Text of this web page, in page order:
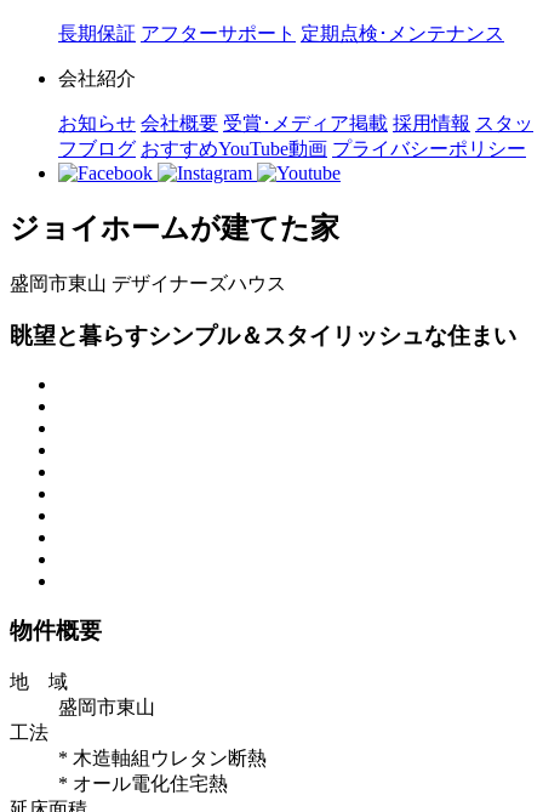
長期保証 アフターサポート 定期点検･メンテナンス
会社紹介
お知らせ 会社概要 受賞･メディア掲載 採用情報 スタッ
フブログ おすすめYouTube動画 プライバシーポリシー
ジョイホームが建てた家
盛岡市東山 デザイナーズハウス
眺望と暮らすシンプル＆スタイリッシュな住まい
物件概要
地 域
盛岡市東山
工法
* 木造軸組ウレタン断熱
* オール電化住宅熱